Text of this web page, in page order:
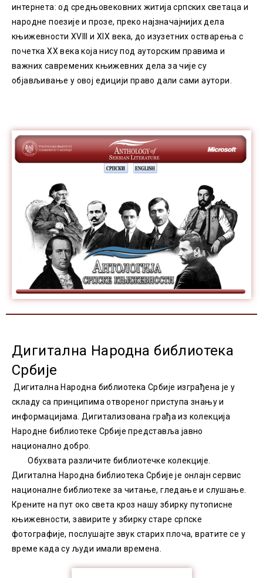
интернета: од средњовековних житија српских светаца и
народне поезије и прозе, преко најзначајнијих дела
књижевности XVIII и XIX века, до изузетних остварења с
почетка XX века која нису под ауторским правима и
важних савремених књижевних дела за чије су
објављивање у овој едицији право дали сами аутори.
Дигитална Народна библиотека
Србије
Дигитална Народна библиотека Србије изграђена је у
складу са принципима отвореног приступа знању и
информацијама. Дигитализована грађа из колекција
Народне библиотеке Србије представља јавно
национално добро.
Обухвата различите библиотечке колекције.
Дигитална Народна библиотека Србије је онлајн сервис
националне библиотеке за читање, гледање и слушање.
Крените на пут око света кроз нашу збирку путописне
књижевности, завирите у збирку старе српске
фотографије, послушајте звук старих плоча, вратите се у
време када су људи имали времена.